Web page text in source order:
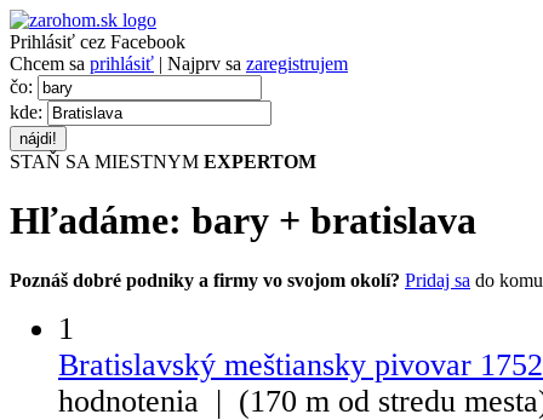
Prihlásiť cez Facebook
Chcem sa prihlásiť | Najprv sa zaregistrujem
čo:
kde:
STAŇ SA MIESTNYM EXPERTOM
Hľadáme: bary + bratislava
Poznáš dobré podniky a firmy vo svojom okolí? Pridaj sa do
1
Bratislavský meštiansky pivovar 1752
hodnotenia | (170 m od stredu